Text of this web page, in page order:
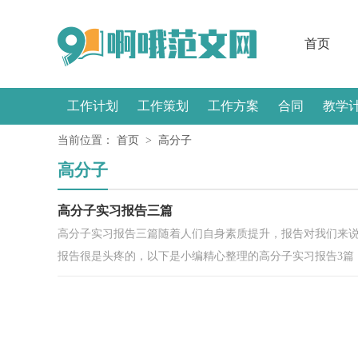
首页
工作计划 工作策划 工作方案 合同 教学
感言
当前位置： 首页 > 高分子
高分子
高分子实习报告三篇
高分子实习报告三篇随着人们自身素质提升，报告对我们来
报告很是头疼的，以下是小编精心整理的高分子实习报告3篇